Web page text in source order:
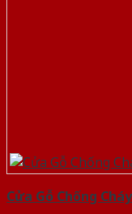
Cửa Gỗ Chống